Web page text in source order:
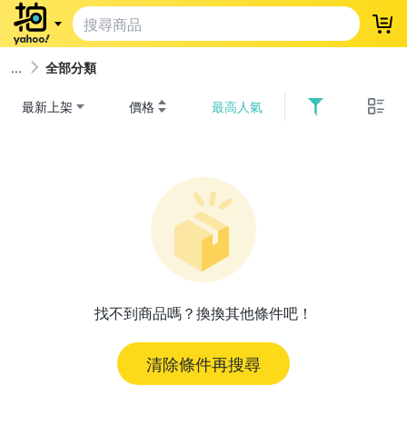
登
全部分類
最新上架 價格 最高人氣
找不到商品嗎？換換其他條件吧！
清除條件再搜尋